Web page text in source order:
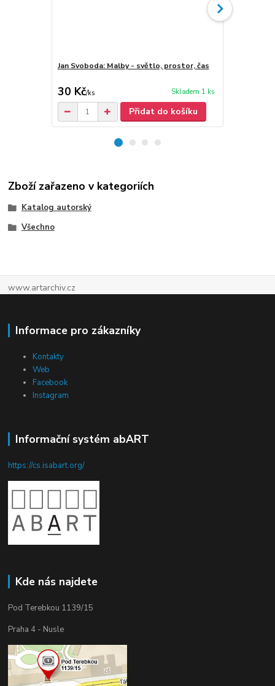
Jan Svoboda: Malby - světlo, prostor, čas
30 Kč/ks Skladem 1 ks
Přidat do košíku
Zboží zařazeno v kategoriích
Katalog autorský
Všechno
www.artarchiv.cz
Informace pro zákazníky
Kontakty
Web
Facebook
Instagram
Informační systém abART
https://cs.isabart.org/
Kde nás najdete
Pod Terebkou 1139/15
Praha 4 - Nusle